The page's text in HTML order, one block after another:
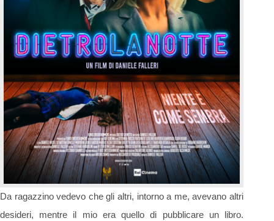
Da ragazzino vedevo che gli altri, intorno a me, avevano altri
desideri, mentre il mio era quello di pubblicare un libro.